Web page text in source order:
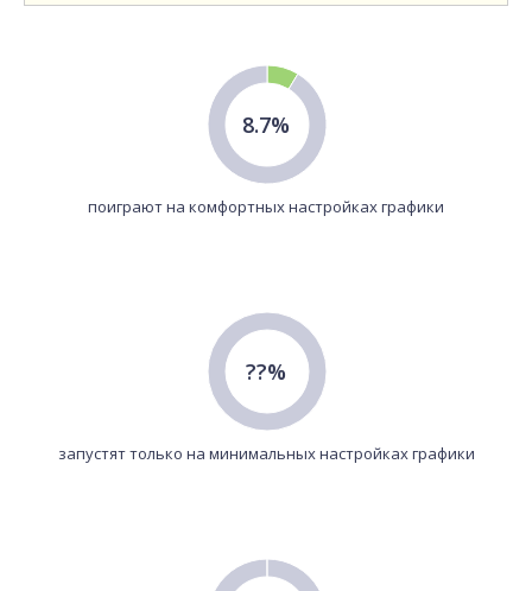
8.7%
поиграют на комфортных настройках графики
??%
запустят только на минимальных настройках графики